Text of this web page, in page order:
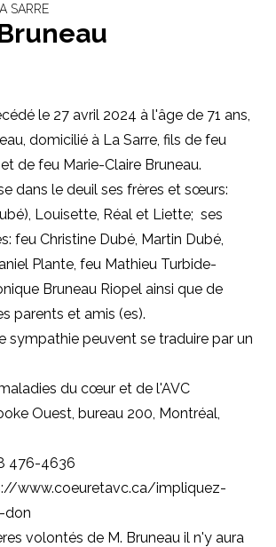
SARRE
le 27 avril 2024 à l'âge de 71 ans,
domicilié à La Sarre, fils de feu
de feu Marie-Claire Bruneau.
dans le deuil ses frères et sœurs:
Louisette, Réal et Liette; ses
feu Christine Dubé, Martin Dubé,
Plante, feu Mathieu Turbide-
Bruneau Riopel ainsi que de
parents et amis (es).
sympathie peuvent se traduire par un
du cœur et de l'AVC
Ouest, bureau 200, Montréal,
476-4636
www.coeuretavc.ca/impliquez-
don
volontés de M. Bruneau il n'y aura